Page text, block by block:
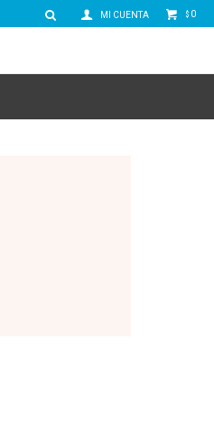
$ 0